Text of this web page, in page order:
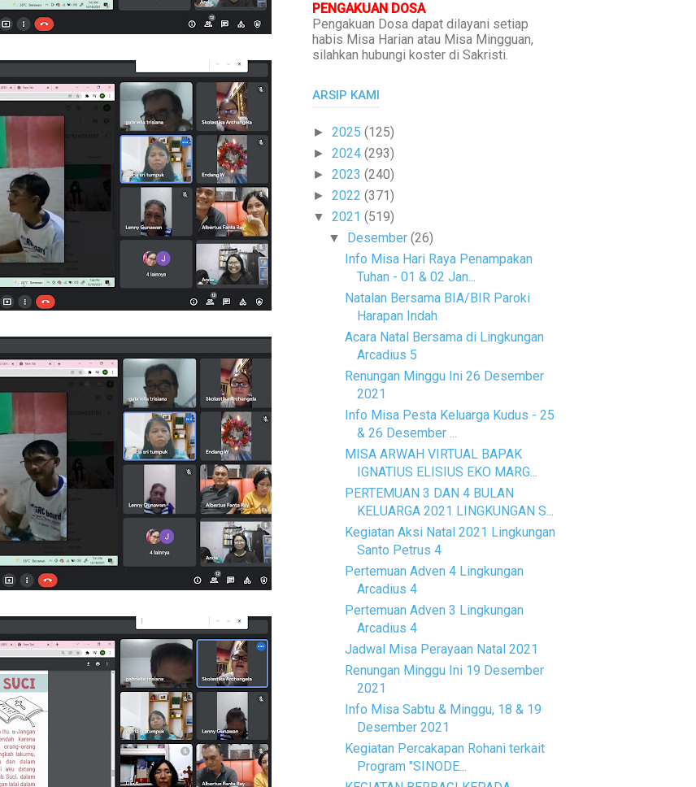
PENGAKUAN DOSA
Pengakuan Dosa dapat dilayani setiap
habis Misa Harian atau Misa Mingguan,
silahkan hubungi koster di Sakristi.
ARSIP KAMI
► 2025 (125)
► 2024 (293)
► 2023 (240)
► 2022 (371)
▼ 2021 (519)
▼ Desember(26)
Info Misa Hari Raya Penampakan
Tuhan - 01 & 02 Jan...
Natalan Bersama BIA/BIR Paroki
Harapan Indah
Acara Natal Bersama di Lingkungan
Arcadius 5
Renungan Minggu Ini 26 Desember
2021
Info Misa Pesta Keluarga Kudus - 25
& 26 Desember ...
MISA ARWAH VIRTUAL BAPAK
IGNATIUS ELISIUS EKO MARG...
PERTEMUAN 3 DAN 4 BULAN
KELUARGA 2021 LINGKUNGAN S...
Kegiatan Aksi Natal 2021 Lingkungan
Santo Petrus 4
Pertemuan Adven 4 Lingkungan
Arcadius 4
Pertemuan Adven 3 Lingkungan
Arcadius 4
Jadwal Misa Perayaan Natal 2021
Renungan Minggu Ini 19 Desember
2021
Info Misa Sabtu & Minggu, 18 & 19
Desember 2021
Kegiatan Percakapan Rohani terkait
Program "SINODE...